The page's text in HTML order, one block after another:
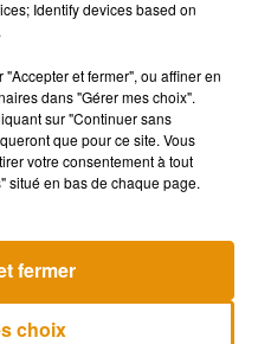
Identify devices based on
et fermer", ou affiner en
dans "Gérer mes choix".
sur "Continuer sans
que pour ce site. Vous
votre consentement à tout
situé en bas de chaque page.
choix
fermer